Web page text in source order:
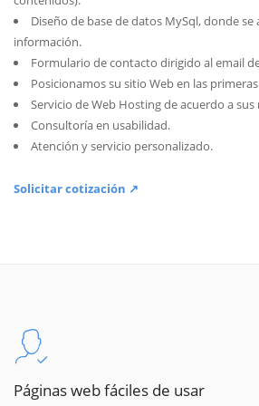
Diseño de base de datos MySql, donde se
información.
Formulario de contacto dirigido al email
Posicionamos su sitio Web en las
Servicio de Web Hosting de acuerdo a sus
Consultoría en usabilidad.
Atención y servicio personalizado.
Solicitar cotización ↗
Páginas web fáciles de usar